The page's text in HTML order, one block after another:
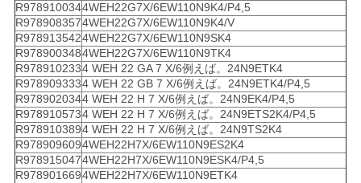
R9789100344WEH22G7X/6EW110N9K4/P4,5
R9789083574WEH22G7X/6EW110N9K4/V
R9789135424WEH22G7X/6EW110N9SK4
R9789003484WEH22G7X/6EW110N9TK4
R9789102334 WEH 22 GA 7 X/6例えば。24N9ETK4
R9789093334 WEH 22 GB 7 X/6例えば。24N9ETK4/P4,5
R9789020344 WEH 22 H 7 X/6例えば。24N9EK4/P4,5
R9789105734 WEH 22 H 7 X/6例えば。24N9ETS2K4/P4,5
R9789103894 WEH 22 H 7 X/6例えば。24N9TS2K4
R9789096094WEH22H7X/6EW110N9ES2K4
R9789150474WEH22H7X/6EW110N9ESK4/P4,5
R9789016694WEH22H7X/6EW110N9ETK4